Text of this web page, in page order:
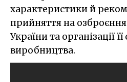
характеристики й
прийняття на
України та організації
виробництва.